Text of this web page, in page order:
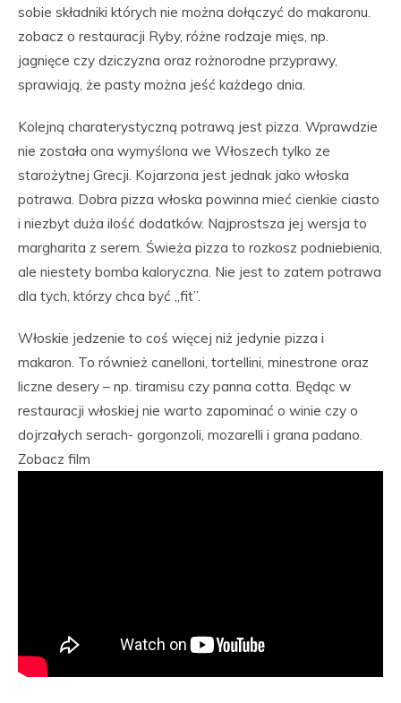
sobie składniki których nie można dołączyć do makaronu.
zobacz o restauracji Ryby, różne rodzaje mięs, np.
jagnięce czy dziczyzna oraz rożnorodne przyprawy,
sprawiają, że pasty można jeść każdego dnia.
Kolejną charaterystyczną potrawą jest pizza. Wprawdzie
nie została ona wymyślona we Włoszech tylko ze
starożytnej Grecji. Kojarzona jest jednak jako włoska
potrawa. Dobra pizza włoska powinna mieć cienkie ciasto
i niezbyt duża ilość dodatków. Najprostsza jej wersja to
margharita z serem. Świeża pizza to rozkosz podniebienia,
ale niestety bomba kaloryczna. Nie jest to zatem potrawa
dla tych, którzy chca być „fit”.
Włoskie jedzenie to coś więcej niż jedynie pizza i
makaron. To również canelloni, tortellini, minestrone oraz
liczne desery – np. tiramisu czy panna cotta. Będąc w
restauracji włoskiej nie warto zapominać o winie czy o
dojrzałych serach- gorgonzoli, mozarelli i grana padano.
Zobacz film